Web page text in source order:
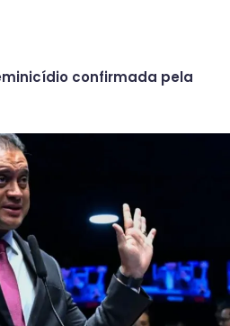
confirmada pela